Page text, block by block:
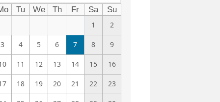
Tu We Th Fr Sa
Su
1
2
3 4 5 6 7 8 9
11 12 13 14 15 16
18 19 20 21 22 23